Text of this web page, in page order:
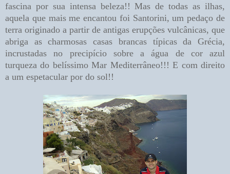
fascina por sua intensa beleza!! Mas de todas as ilhas,
aquela que mais me encantou foi Santorini, um pedaço de
terra originado a partir de antigas erupções vulcânicas, que
abriga as charmosas casas brancas típicas da Grécia,
incrustadas no precipício sobre a água de cor azul
turqueza do belíssimo Mar Mediterrâneo!!! E com direito
a um espetacular por do sol!!